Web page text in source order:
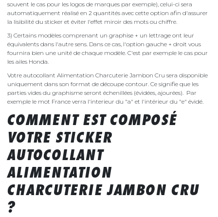
souvent le cas pour les logos de marques par exemple), celui-ci sera
automatiquement réalisé en 2 quantités avec cette option afin d'assurer
la lisibilité du sticker et éviter l'effet miroir des mots ou chiffre.
3) Certains modèles comprenant un graphise + un lettrage ont leur
équivalents dans l'autre sens. Dans ce cas, l'option gauche + droit vous
fournira bien une unité de chaque modèle. C'est par exemple le cas pour
les ailes Honda.
Votre autocollant Alimentation Charcuterie Jambon Cru sera disponible
uniquement dans son format de découpe contour. Ce signifie que les
parties vides du graphisme seront échenillées (évidées, ajourées). Par
exemple le mot France verra l'interieur du "a" et l'intérieur du "e" évidé.
COMMENT EST COMPOSÉ
VOTRE STICKER
AUTOCOLLANT
ALIMENTATION
CHARCUTERIE JAMBON CRU
?